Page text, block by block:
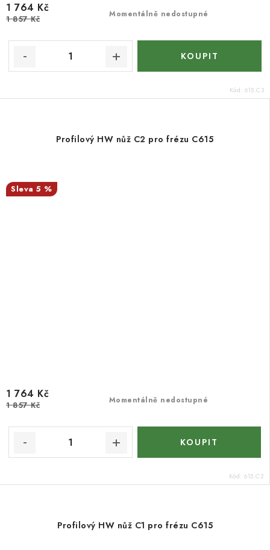
Momentálně nedostupné
1 764 Kč
1 857 Kč
Kód: 615.C3
Profilový HW nůž C2 pro frézu C615
5 %
Momentálně nedostupné
1 764 Kč
1 857 Kč
Kód: 615.C2
Profilový HW nůž C1 pro frézu C615